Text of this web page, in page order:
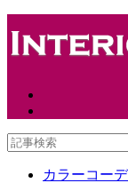
カラーコー